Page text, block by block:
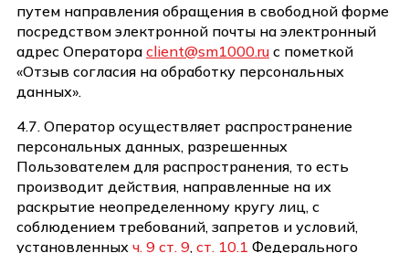
путем направления обращения в свободной форме
посредством электронной почты на электронный
адрес Оператора client@sm1000.ru с пометкой
«Отзыв согласия на обработку персональных
данных».
4.7. Оператор осуществляет распространение
персональных данных, разрешенных
Пользователем для распространения, то есть
производит действия, направленные на их
раскрытие неопределенному кругу лиц, с
соблюдением требований, запретов и условий,
установленных ч. 9 ст. 9, ст. 10.1 Федерального